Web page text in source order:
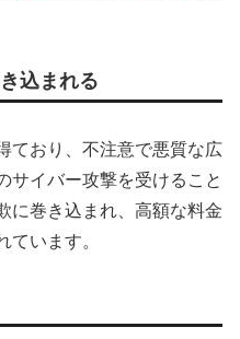
込まれる
ており、不注意で悪質な広
サイバー攻撃を受けること
に巻き込まれ、高額な料金
ています。